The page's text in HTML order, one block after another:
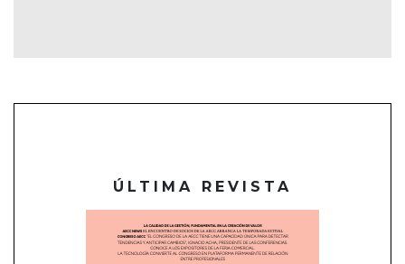
ÚLTIMA REVISTA